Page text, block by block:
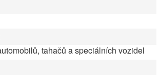
tahačů a speciálních vozidel